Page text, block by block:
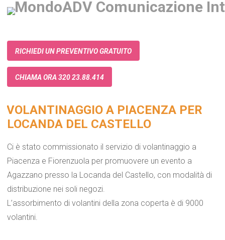
RICHIEDI UN PREVENTIVO GRATUITO
CHIAMA ORA 320 23.88.414
VOLANTINAGGIO A PIACENZA PER
LOCANDA DEL CASTELLO
Ci è stato commissionato il servizio di volantinaggio a
Piacenza e Fiorenzuola per promuovere un evento a
Agazzano presso la Locanda del Castello, con modalità di
distribuzione nei soli negozi.
L’assorbimento di volantini della zona coperta è di 9000
volantini.